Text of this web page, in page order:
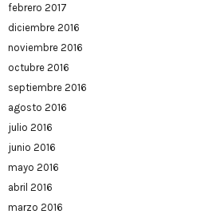
febrero 2017
diciembre 2016
noviembre 2016
octubre 2016
septiembre 2016
agosto 2016
julio 2016
junio 2016
mayo 2016
abril 2016
marzo 2016